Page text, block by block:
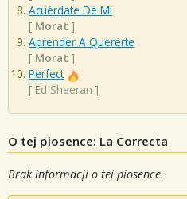
Acuérdate De Mi
[ Morat ]
Aprender A Quererte
[ Morat ]
Perfect
[ Ed Sheeran ]
O tej piosence: La Correcta
Brak informacji o tej piosence.